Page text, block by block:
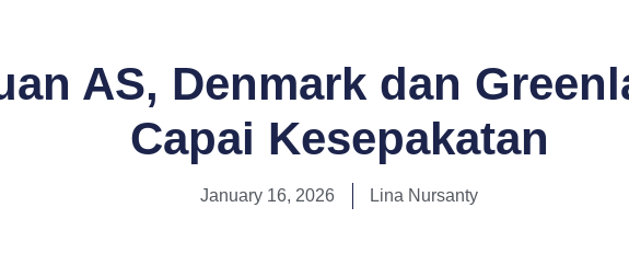
AS, Denmark dan
Capai Kesepakatan
January 16, 2026 Lina Nursanty